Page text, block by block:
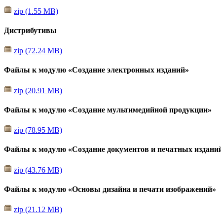
zip (1.55 MB)
Дистрибутивы
zip (72.24 MB)
Файлы к модулю «Создание электронных изданий»
zip (20.91 MB)
Файлы к модулю «Создание мультимедийной продукции»
zip (78.95 MB)
Файлы к модулю «Создание документов и печатных
zip (43.76 MB)
Файлы к модулю «Основы дизайна и печати изображений»
zip (21.12 MB)